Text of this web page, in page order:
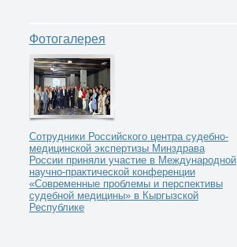
Фотогалерея
Сотрудники Российского центра судебно-
медицинской экспертизы Минздрава
России приняли участие в Международной
научно-практической конференции
«Современные проблемы и перспективы
судебной медицины» в Кыргызской
Республике